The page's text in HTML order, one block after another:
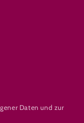
Daten und zur